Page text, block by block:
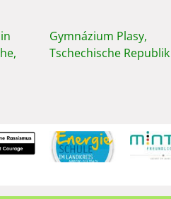
Gymnázium Plasy,
Tschechische Republik